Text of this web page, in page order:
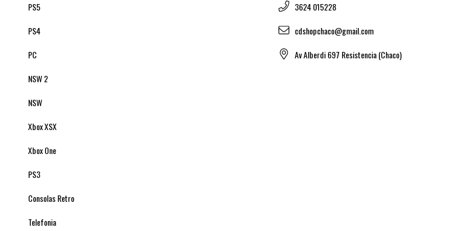
PS5
PS4
PC
NSW 2
NSW
Xbox XSX
Xbox One
PS3
Consolas Retro
Telefonia
3624 015228
cdshopchaco@gmail.com
Av Alberdi 697 Resistencia (Chaco)